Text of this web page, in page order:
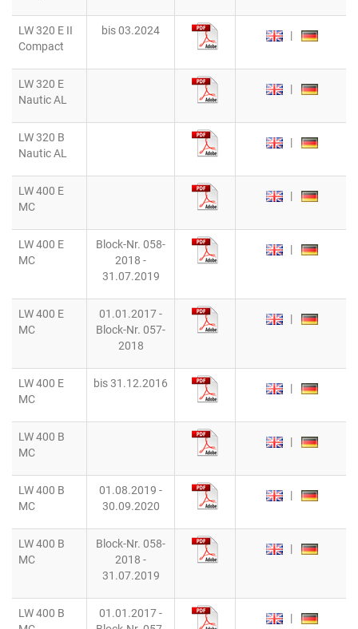
LW 320 E II
Compact
bis 03.2024 |
LW 320 E
Nautic AL
|
LW 320 B
Nautic AL
|
LW 400 E
MC
|
LW 400 E
MC
Block-Nr. 058-
2018 -
31.07.2019
|
LW 400 E
MC
01.01.2017 -
Block-Nr. 057-
2018
|
LW 400 E
MC
bis 31.12.2016 |
LW 400 B
MC
|
LW 400 B
MC
01.08.2019 -
30.09.2020
|
LW 400 B
MC
Block-Nr. 058-
2018 -
31.07.2019
|
LW 400 B
01.01.2017 -
|